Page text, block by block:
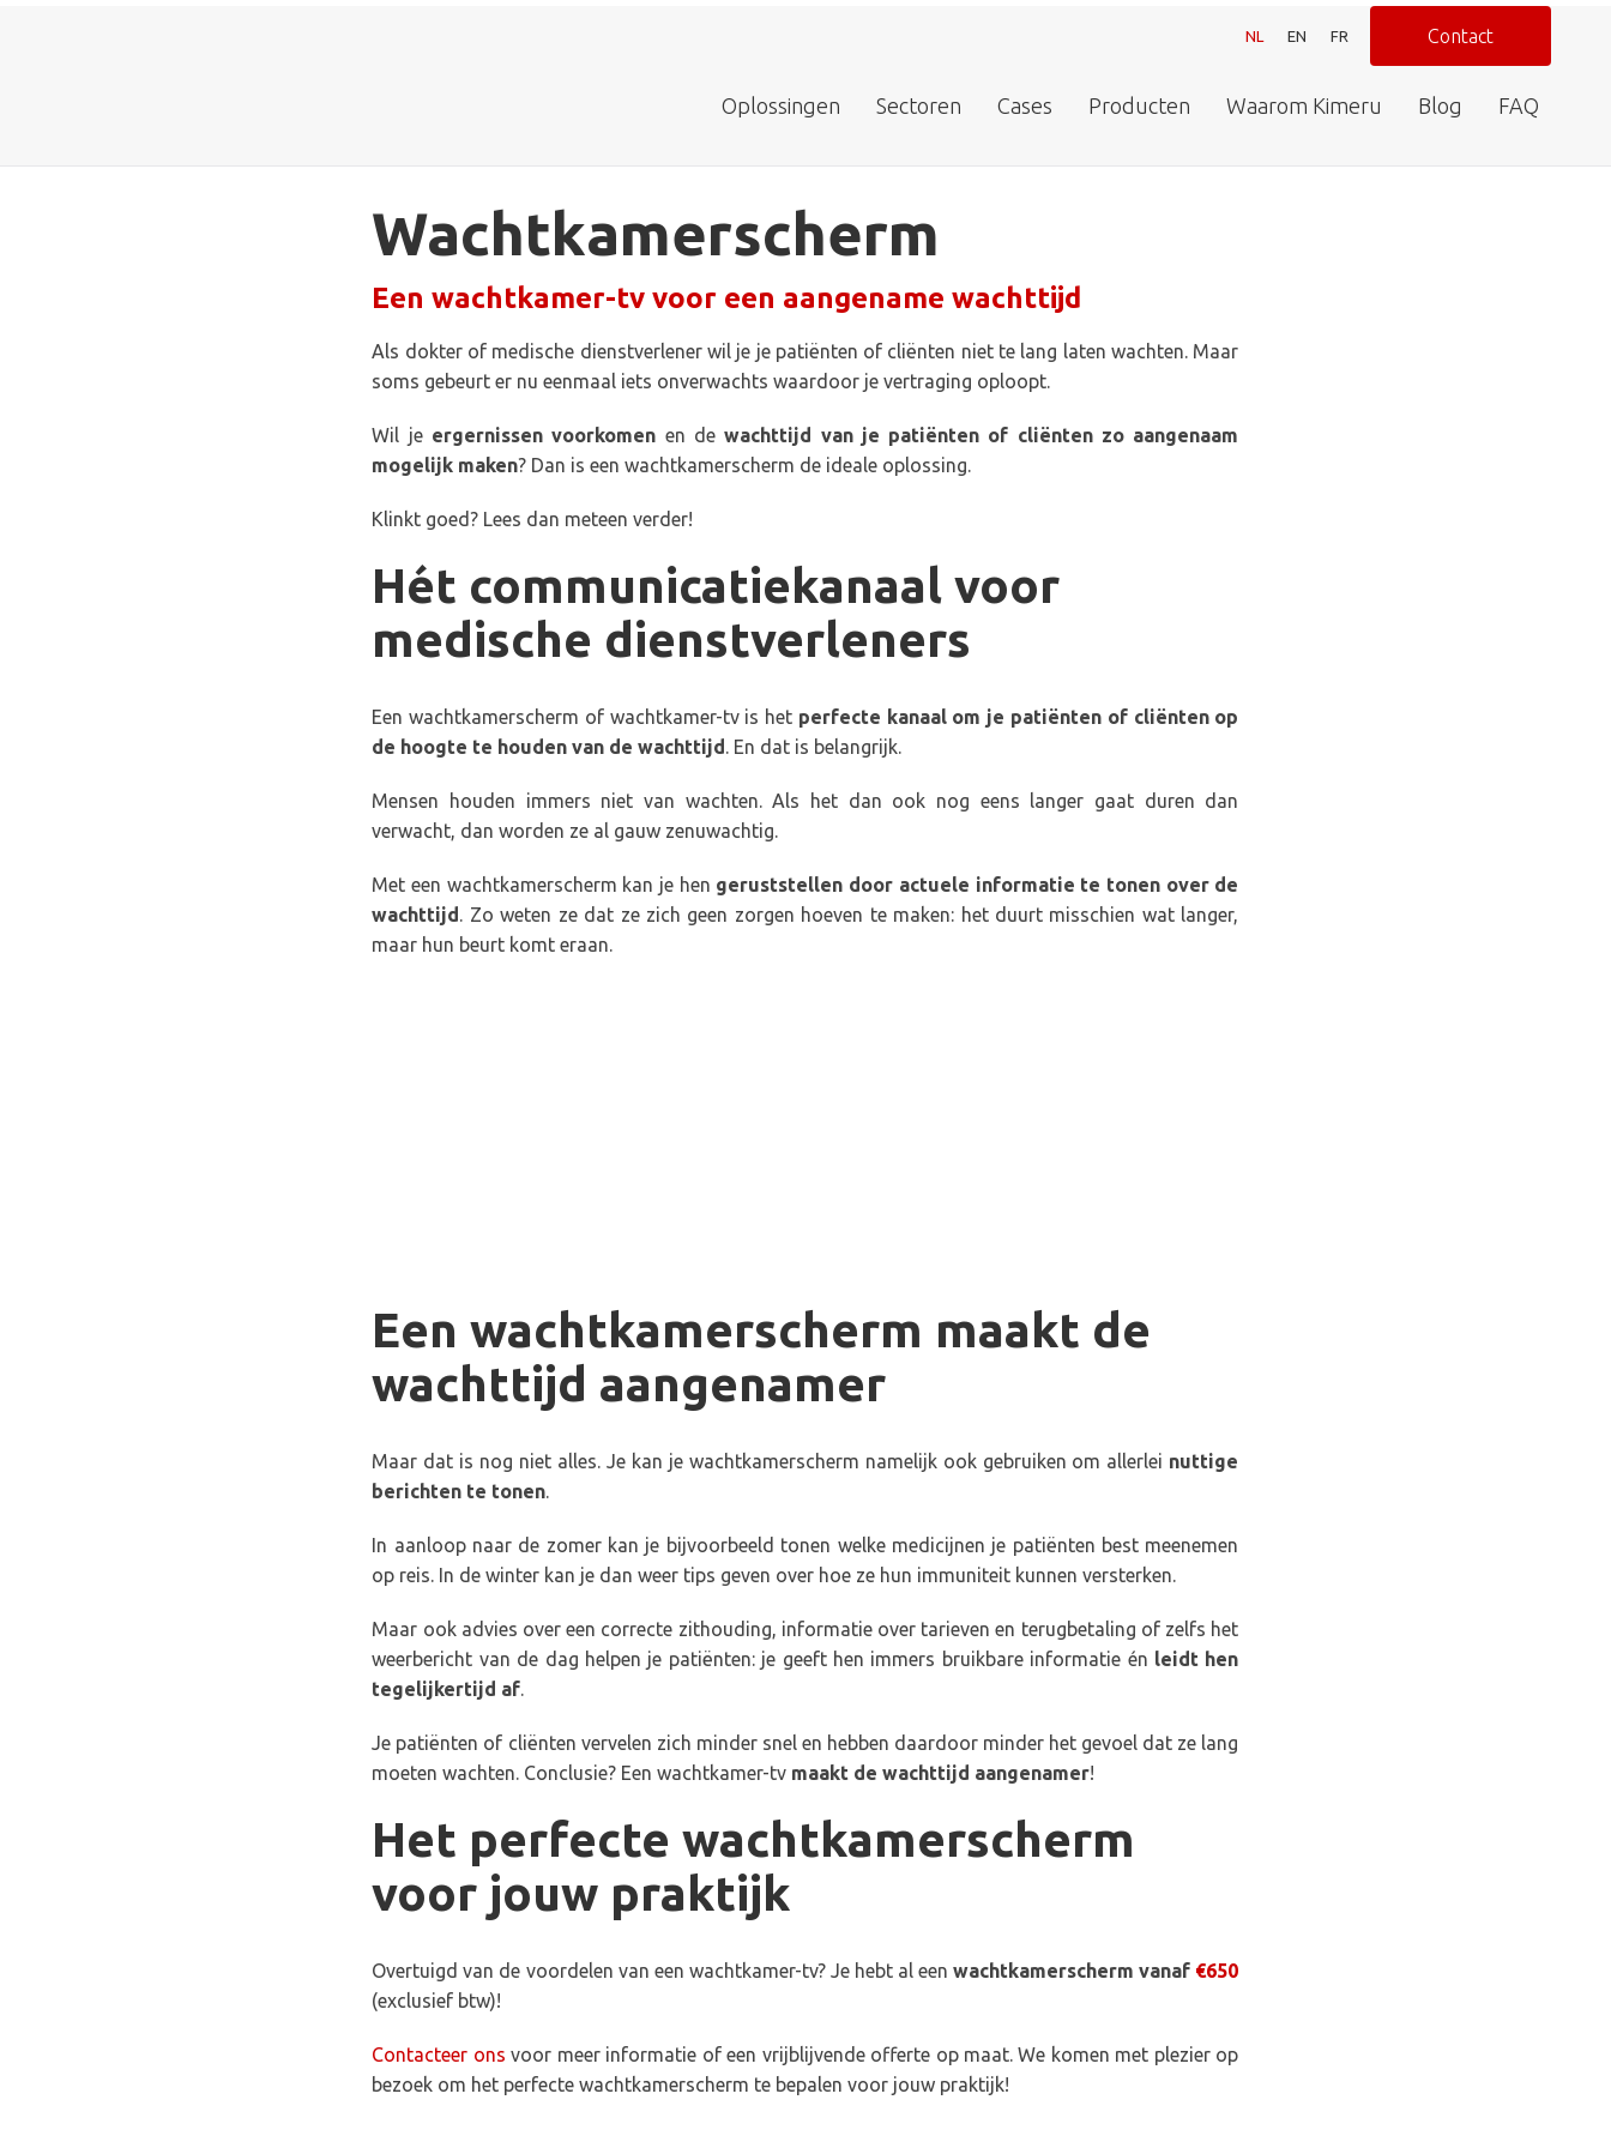
NL EN FR Contact
Oplossingen Sectoren Cases Producten Waarom Kimeru Blog FAQ
Wachtkamerscherm
Een wachtkamer-tv voor een aangename wachttijd
Als dokter of medische dienstverlener wil je je patiënten of cliënten niet te lang laten wachten. Maar
soms gebeurt er nu eenmaal iets onverwachts waardoor je vertraging oploopt.
Wil je ergernissen voorkomen en dewachttijd van je patiënten of cliënten zo aangenaam
mogelijk maken? Dan is een wachtkamerscherm de ideale oplossing.
Klinkt goed? Lees dan meteen verder!
Hét communicatiekanaal voor
medische dienstverleners
Een wachtkamerscherm of wachtkamer-tv is het perfecte kanaal om je patiënten of cliënten op
de hoogte te houden van de wachttijd. En dat is belangrijk.
Mensen houden immers niet van wachten. Als het dan ook nog eens langer gaat duren dan
verwacht, dan worden ze al gauw zenuwachtig.
Met een wachtkamerscherm kan je hen geruststellen door actuele informatie te tonen over de
wachttijd. Zo weten ze dat ze zich geen zorgen hoeven te maken: het duurt misschien wat langer,
maar hun beurt komt eraan.
Een wachtkamerscherm maakt de
wachttijd aangenamer
Maar dat is nog niet alles. Je kan je wachtkamerscherm namelijk ook gebruiken om allerlei nuttige
berichten te tonen.
In aanloop naar de zomer kan je bijvoorbeeld tonen welke medicijnen je patiënten best meenemen
op reis. In de winter kan je dan weer tips geven over hoe ze hun immuniteit kunnen versterken.
Maar ook advies over een correcte zithouding, informatie over tarieven en terugbetaling of zelfs het
weerbericht van de dag helpen je patiënten: je geeft hen immers bruikbare informatie én leidt hen
tegelijkertijd af.
Je patiënten of cliënten vervelen zich minder snel en hebben daardoor minder het gevoel dat ze lang
moeten wachten. Conclusie? Een wachtkamer-tv maakt de wachttijd aangenamer!
Het perfecte wachtkamerscherm
voor jouw praktijk
Overtuigd van de voordelen van een wachtkamer-tv? Je hebt al eenwachtkamerscherm vanaf €650
(exclusief btw)!
Contacteer ons voor meer informatie of een vrijblijvende offerte op maat. We komen met plezier op
bezoek om het perfecte wachtkamerscherm te bepalen voor jouw praktijk!